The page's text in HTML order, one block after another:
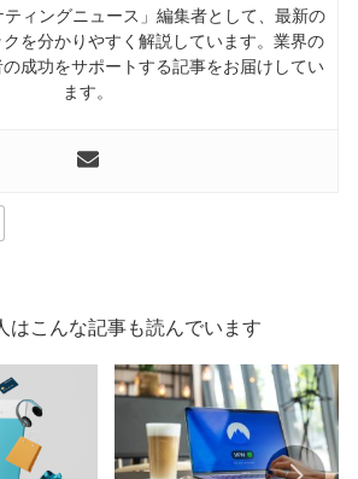
ティングニュース」編集者として、最新の
クを分かりやすく解説しています。業界の
成功をサポートする記事をお届けしてい
ます。
はこんな記事も読んでいます